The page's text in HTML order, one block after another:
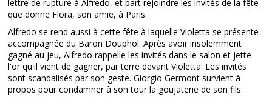
lettre de rupture à Alfredo, et part rejoindre les invités de la fête
que donne Flora, son amie, à Paris.
Alfredo se rend aussi à cette fête à laquelle Violetta se présente
accompagnée du Baron Douphol. Après avoir insolemment
gagné au jeu, Alfredo rappelle les invités dans le salon et jette
l'or qu'il vient de gagner, par terre devant Violetta. Les invités
sont scandalisés par son geste. Giorgio Germont survient à
propos pour condamner à son tour la goujaterie de son fils.